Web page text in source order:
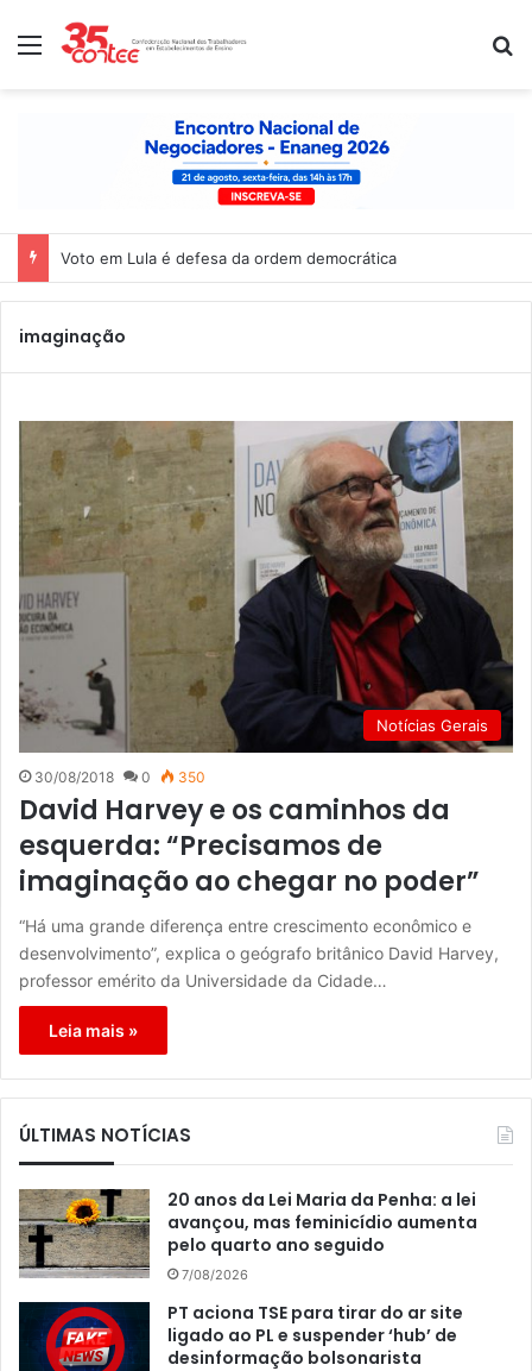
Menu
Voto em Lula é defesa da ordem democrática
imaginação
Notícias Gerais
30/08/2018 0 350
David Harvey e os caminhos da
esquerda: “Precisamos de
imaginação ao chegar no poder”
“Há uma grande diferença entre crescimento econômico e
desenvolvimento”, explica o geógrafo britânico David Harvey,
professor emérito da Universidade da Cidade…
Leia mais »
ÚLTIMAS NOTÍCIAS
20 anos da Lei Maria da Penha: a lei
avançou, mas feminicídio aumenta
pelo quarto ano seguido
7/08/2026
PT aciona TSE para tirar do ar site
ligado ao PL e suspender ‘hub’ de
desinformação bolsonarista